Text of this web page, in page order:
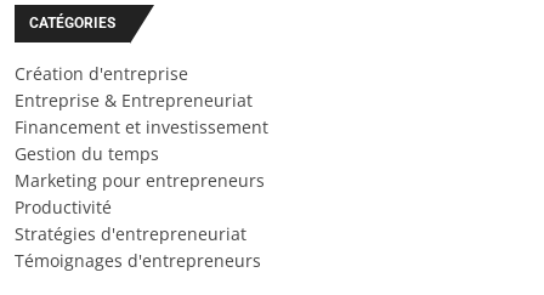
CATÉGORIES
Création d'entreprise
Entreprise & Entrepreneuriat
Financement et investissement
Gestion du temps
Marketing pour entrepreneurs
Productivité
Stratégies d'entrepreneuriat
Témoignages d'entrepreneurs